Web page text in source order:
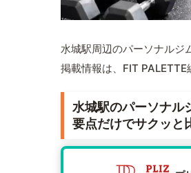
水城駅周辺のパーソナルジ
掲載情報は、FIT PALETTE
水城駅のパーソナル
要点だけでサクッと